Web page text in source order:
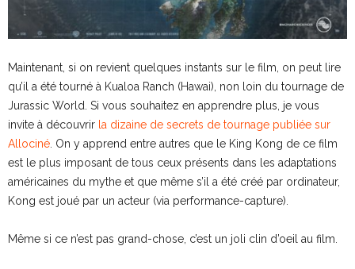
Maintenant, si on revient quelques instants sur le film, on peut lire
qu’il a été tourné à Kualoa Ranch (Hawai), non loin du tournage de
Jurassic World. Si vous souhaitez en apprendre plus, je vous
invite à découvrir la dizaine de secrets de tournage publiée sur
Allociné . On y apprend entre autres que le King Kong de ce film
est le plus imposant de tous ceux présents dans les adaptations
américaines du mythe et que même s’il a été créé par ordinateur,
Kong est joué par un acteur (via performance-capture).
Même si ce n’est pas grand-chose, c’est un joli clin d’oeil au film.